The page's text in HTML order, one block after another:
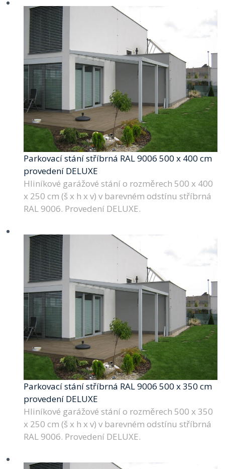
Parkovací stání stříbrná RAL 9006 500 x 400 cm
provedení DELUXE
Hliníkové garážové stání o rozměrech 500 x 400
x 250 cm (š x h x v) v barevném odstínu stříbrná
RAL 9006. Provedení DELUXE.
Parkovací stání stříbrná RAL 9006 500 x 350 cm
provedení DELUXE
Hliníkové garážové stání o rozměrech 500 x 350
x 250 cm (š x h x v) v barevném odstínu stříbrná
RAL 9006. Provedení DELUXE.